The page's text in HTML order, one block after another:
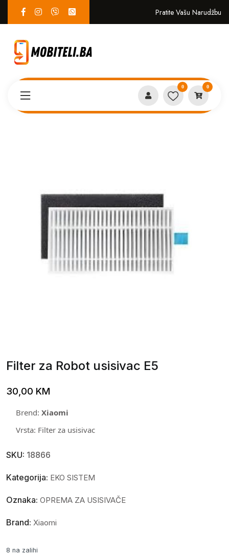
Pratite Vašu Narudžbu
0 0
Filter za Robot usisivac E5
Filter za Robot usisivac E5
30,00 KM
Brend: Xiaomi
Vrsta: Filter za usisivac
SKU: 18866
Kategorija: EKO SISTEM
Oznaka: OPREMA ZA USISIVAČE
Brand: Xiaomi
8 na zalihi